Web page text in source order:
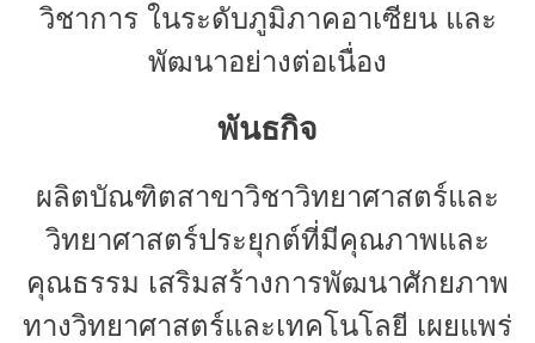
- - วิทยาการคอมพิวเตอร์
- - วิทยาศาสตร์เครื่องสำอาง
- - อาชีวอนามัยและความปลอดภัย
- - ความมั่นคงปลอดภัยไซเบอร์
- - อุตสาหกรรมชีวภาพเพื่อธุรกิจ
วิชาการ ในระดับภูมิภาคอาเซียน และ
พัฒนาอย่างต่อเนื่อง
พันธกิจ
ผลิตบัณฑิตสาขาวิชาวิทยาศาสตร์และ
วิทยาศาสตร์ประยุกต์ที่มีคุณภาพและ
คุณธรรม เสริมสร้างการพัฒนาศักยภาพ
ทางวิทยาศาสตร์และเทคโนโลยี เผยแพร่